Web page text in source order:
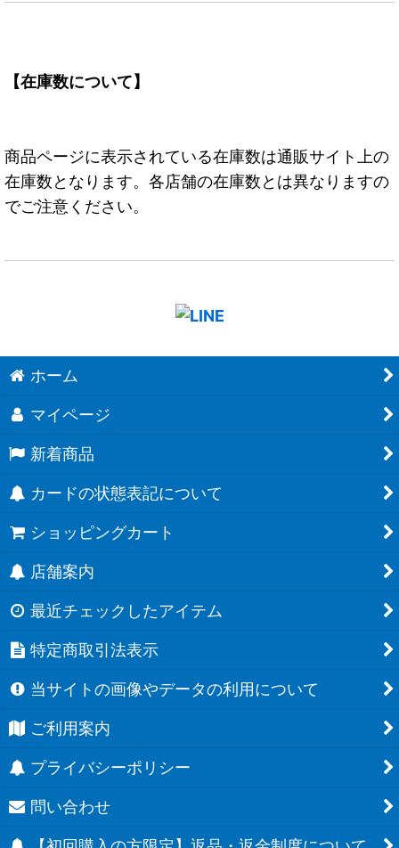
【在庫数について】
商品ページに表示されている在庫数は通販サイト上の
在庫数となります。各店舗の在庫数とは異なりますの
でご注意ください。
ホーム
マイページ
新着商品
カードの状態表記について
ショッピングカート
店舗案内
最近チェックしたアイテム
特定商取引法表示
当サイトの画像やデータの利用について
ご利用案内
プライバシーポリシー
問い合わせ